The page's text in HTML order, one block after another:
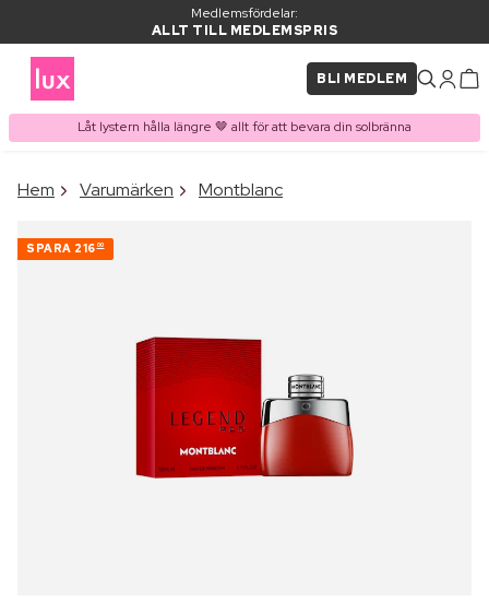
Medlemsfördelar:
ALLT TILL MEDLEMSPRIS
BLI MEDLEM
Låt lystern hålla längre 🤎 allt för att bevara din solbränna
PRODUKT I VARUKORGEN
Hem Varumärken Montblanc
SPARA 216 00